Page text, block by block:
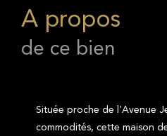
a propos
de ce bien
Située proche de l'Avenue
commodités, cette maison